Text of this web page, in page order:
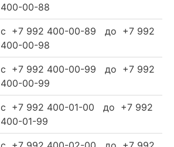
400-00-88
c +7 992 400-00-89 до +7 992
400-00-98
c +7 992 400-00-99 до +7 992
400-00-99
c +7 992 400-01-00 до +7 992
400-01-99